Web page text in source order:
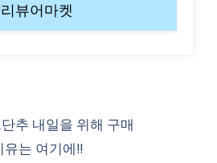
리뷰어마켓
추 내일을 위해 구매
는 여기에!!